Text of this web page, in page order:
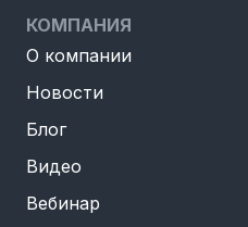
КОМПАНИЯ
О компании
Новости
Блог
Видео
Вебинар